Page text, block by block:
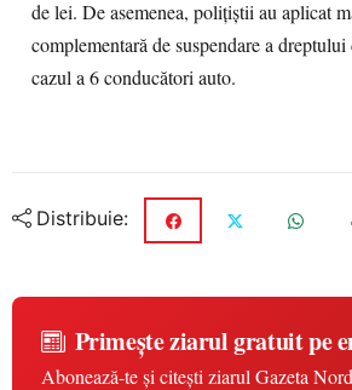
de lei. De asemenea, polițiștii au aplicat
complementară de suspendare a
cazul a 6 conducători auto.
Distribuie:
Primește ziarul gratuit pe
Abonează-te și citești ziarul Gazeta